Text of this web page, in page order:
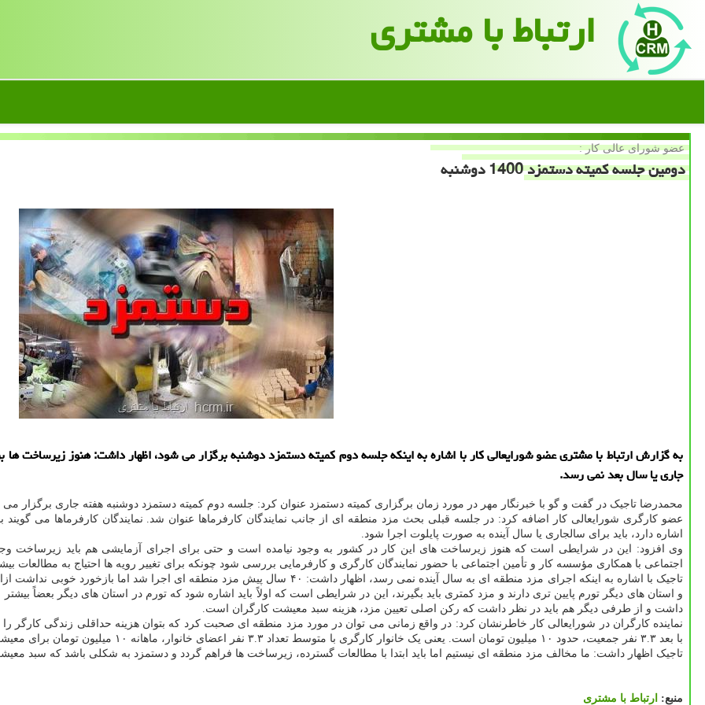
ارتباط با مشتری
عضو شورای عالی كار :
دومین جلسه كمیته دستمزد 1400 دوشنبه
به گزارش ارتباط با مشتری عضو شورایعالی کار با اشاره به اینکه جلسه دوم کمیته دستمزد دوشنبه برگزار می شود، اظهار داشت: هنوز زیرساخت
جاری یا سال بعد نمی رسد.
محمدرضا تاجیک در گفت و گو با خبرنگار مهر در مورد زمان برگزاری کمیته دستمزد عنوان کرد: جلسه دوم کمیته دستمزد دوشنبه هفته جاری
اشاره دارد، باید برای سالجاری یا سال آینده به صورت پایلوت اجرا شود.
وی افزود: این در شرایطی است که هنوز زیرساخت های این کار در کشور به وجود نیامده است و حتی برای اجرای آزمایشی هم باید زیرساخت
اجتماعی با همکاری مؤسسه کار و تأمین اجتماعی با حضور نمایندگان کارگری و کارفرمایی بررسی شود چونکه برای تغییر رویه ها احتیاج به مطالعات
تاجیک با اشاره به اینکه اجرای مزد منطقه ای به سال آینده نمی رسد، اظهار داشت: ۴۰ سال پیش مزد منطقه ای اجرا شد اما بازخورد خوبی نداشت ازاین رو لغو شد. در ذهن کارفرماها این است که تهران بالاترین
و استان های دیگر تورم پایین تری دارند و مزد کمتری باید بگیرند، این در شرایطی است که اولاً باید اشاره شود که تورم در استان های دیگر بعضاً
داشت و از طرفی دیگر هم باید در نظر داشت که رکن اصلی تعیین مزد، هزینه سبد معیشت کارگران است.
نماینده کارگران در شورایعالی کار خاطرنشان کرد: در واقع زمانی می توان در مورد مزد منطقه ای صحبت کرد که بتوان هزینه حداقلی زندگی کارگر
با بعد ۳.۳ نفر جمعیت، حدود ۱۰ میلیون تومان است. یعنی یک خانوار کارگری با متوسط تعداد ۳.۳ نفر اعضای خانوار، ماهانه ۱۰ میلیون تومان برای معیشت خود هزینه می کند.
تاجیک اظهار داشت: ما مخالف مزد منطقه ای نیستیم اما باید ابتدا با مطالعات گسترده، زیرساخت ها فراهم گردد و دستمزد به شکلی باشد که
منبع: ارتباط با مشتری